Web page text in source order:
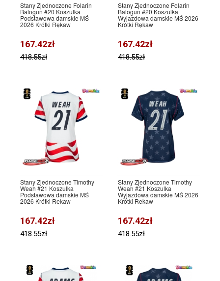
Stany Zjednoczone Folarin
Balogun #20 Koszulka
Podstawowa damskie MŚ
2026 Krótki Rękaw
167.42zł
418.55zł
Stany Zjednoczone Folarin
Balogun #20 Koszulka
Wyjazdowa damskie MŚ 2026
Krótki Rękaw
167.42zł
418.55zł
Stany Zjednoczone Timothy
Weah #21 Koszulka
Podstawowa damskie MŚ
2026 Krótki Rękaw
167.42zł
418.55zł
Stany Zjednoczone Timothy
Weah #21 Koszulka
Wyjazdowa damskie MŚ 2026
Krótki Rękaw
167.42zł
418.55zł